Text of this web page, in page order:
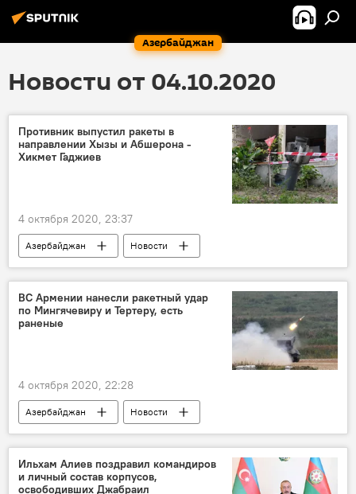
Азербайджан
Новости от 04.10.2020
Противник выпустил ракеты в
направлении Хызы и Абшерона -
Хикмет Гаджиев
4 октября 2020, 23:37
Азербайджан Новости
ВС Армении нанесли ракетный удар
по Мингячевиру и Тертеру, есть
раненые
4 октября 2020, 22:28
Азербайджан Новости
Ильхам Алиев поздравил командиров
и личный состав корпусов,
освободивших Джабраил